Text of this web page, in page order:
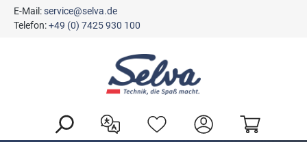
springen
E-Mail:service@selva.de
Telefon:+49 (0) 7425 930 100